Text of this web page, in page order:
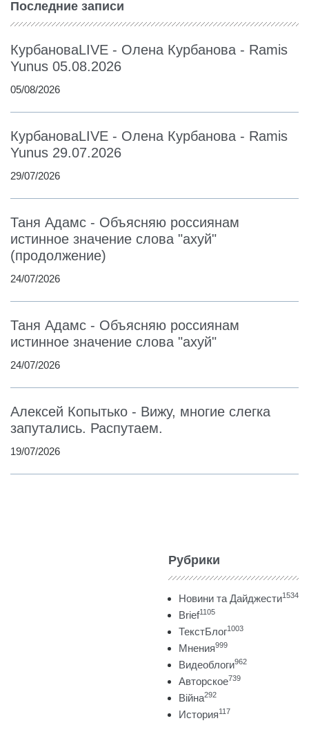
Последние записи
КурбановаLIVE - Олена Курбанова - Ramis
Yunus 05.08.2026
05/08/2026
КурбановаLIVE - Олена Курбанова - Ramis
Yunus 29.07.2026
29/07/2026
Таня Адамс - Объясняю россиянам
истинное значение слова "ахуй"
(продолжение)
24/07/2026
Таня Адамс - Объясняю россиянам
истинное значение слова "ахуй"
24/07/2026
Алексей Копытько - Вижу, многие слегка
запутались. Распутаем.
19/07/2026
Рубрики
Новини та Дайджести1534
Brief1105
ТекстБлог1003
Мнения999
Видеоблоги962
Авторское739
Війна292
История117